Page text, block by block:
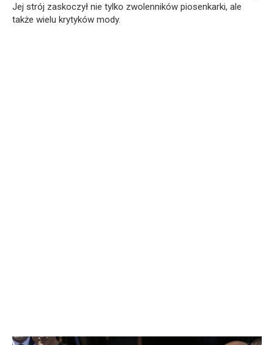
Jej strój zaskoczył nie tylko zwolenników piosenkarki, ale
także wielu krytyków mody.